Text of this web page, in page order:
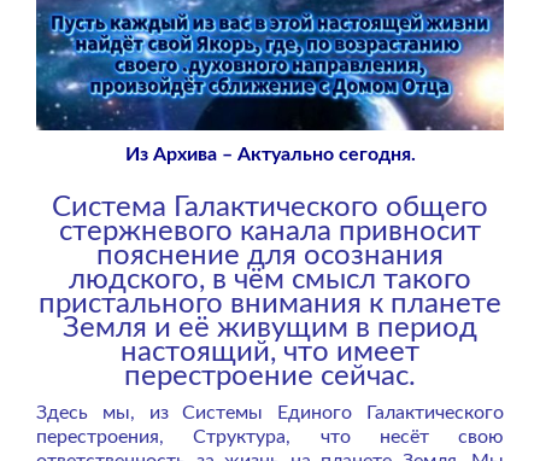
Из Архива – Актуально сегодня.
Система Галактического общего
стержневого канала привносит
пояснение для осознания
людского, в чём смысл такого
пристального внимания к планете
Земля и её живущим в период
настоящий, что имеет
перестроение сейчас.
Здесь мы, из Системы Единого Галактического
перестроения, Структура, что несёт свою